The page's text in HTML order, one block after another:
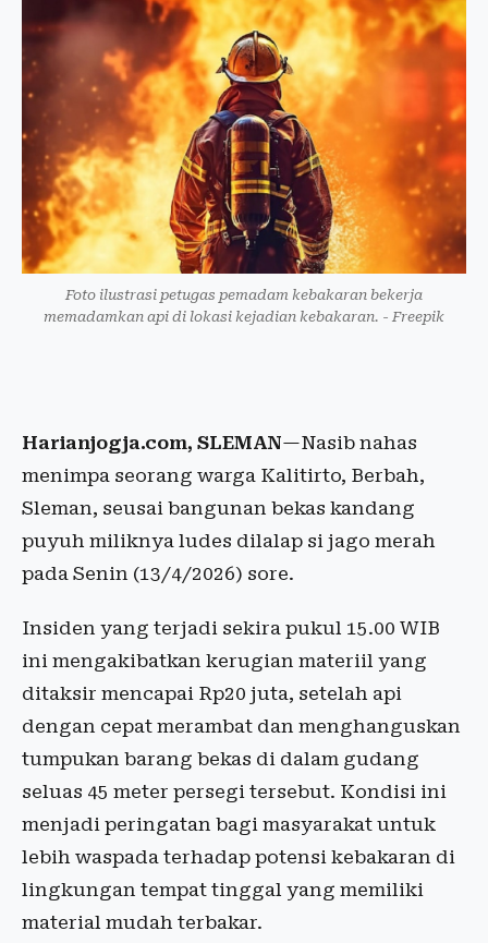
Foto ilustrasi petugas pemadam kebakaran bekerja
memadamkan api di lokasi kejadian kebakaran. - Freepik
Harianjogja.com, SLEMAN—Nasib nahas
menimpa seorang warga Kalitirto, Berbah,
Sleman, seusai bangunan bekas kandang
puyuh miliknya ludes dilalap si jago merah
pada Senin (13/4/2026) sore.
Insiden yang terjadi sekira pukul 15.00 WIB
ini mengakibatkan kerugian materiil yang
ditaksir mencapai Rp20 juta, setelah api
dengan cepat merambat dan menghanguskan
tumpukan barang bekas di dalam gudang
seluas 45 meter persegi tersebut. Kondisi ini
menjadi peringatan bagi masyarakat untuk
lebih waspada terhadap potensi kebakaran di
lingkungan tempat tinggal yang memiliki
material mudah terbakar.